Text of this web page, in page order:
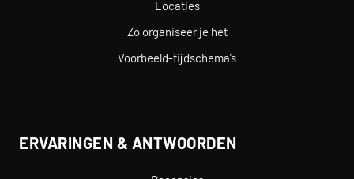
Locaties
Zo organiseer je het
Voorbeeld-tijdschema’s
ERVARINGEN & ANTWOORDEN